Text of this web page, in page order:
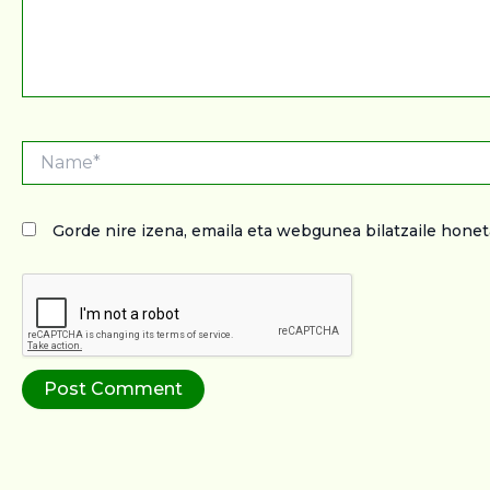
Name*
Gorde nire izena, emaila eta webgunea bilatzaile